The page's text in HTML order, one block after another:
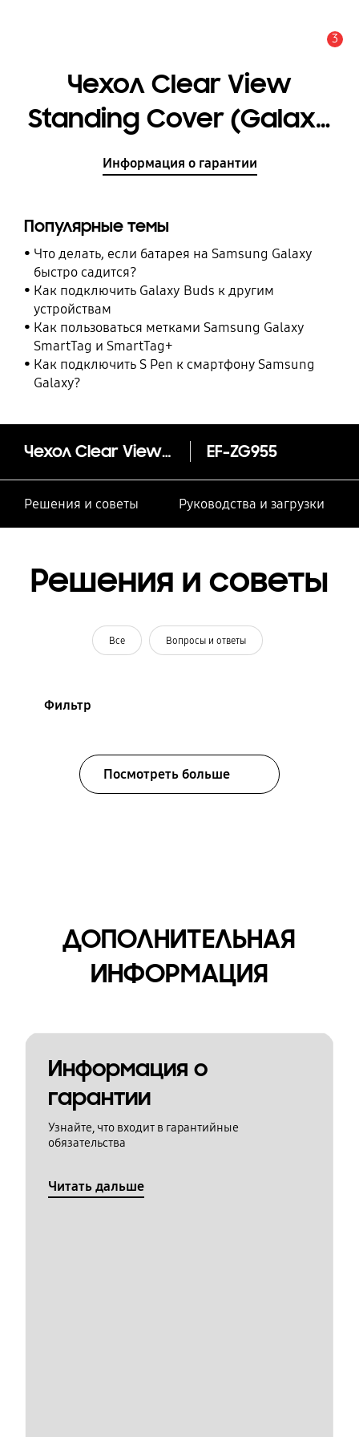
3
Чехол Clear View
Standing Cover (Galaxy
S8+) [EF-ZG955CFEGRU]
Информация о гарантии
Популярные темы
Что делать, если батарея на Samsung Galaxy
быстро садится?
Как подключить Galaxy Buds к другим
устройствам
Как пользоваться метками Samsung Galaxy
SmartTag и SmartTag+
Как подключить S Pen к смартфону Samsung
Galaxy?
Чехол Clear View Standing Cover (Galaxy S8+) EF-ZG955
Решения и советы Руководства и загрузки
Решения и советы
Все Вопросы и ответы
Фильтр
Посмотреть больше
ДОПОЛНИТЕЛЬНАЯ
ИНФОРМАЦИЯ
Информация о
гарантии
Узнайте, что входит в гарантийные
обязательства
Читать дальше